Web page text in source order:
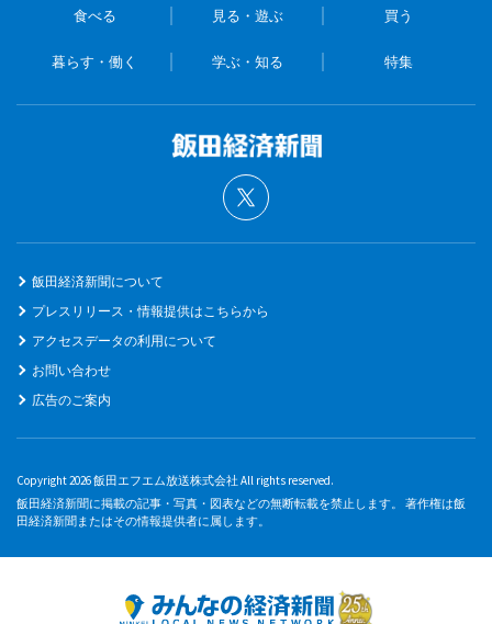
食べる 見る・遊ぶ 買う
暮らす・働く 学ぶ・知る 特集
飯田経済新聞について
プレスリリース・情報提供はこちらから
アクセスデータの利用について
お問い合わせ
広告のご案内
Copyright 2026 飯田エフエム放送株式会社 All rights reserved.
飯田経済新聞に掲載の記事・写真・図表などの無断転載を禁止します。 著作権は飯
田経済新聞またはその情報提供者に属します。